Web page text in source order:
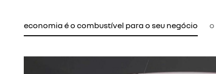
economia é o combustível para o seu negócio o